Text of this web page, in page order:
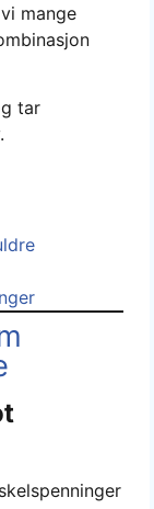
mange
tar